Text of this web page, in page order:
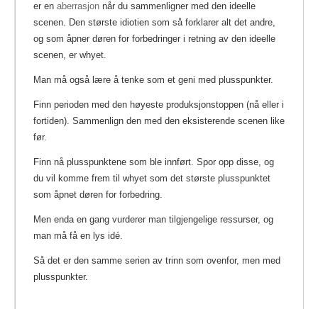
er en aberrasjon når du sammenligner med den ideelle
scenen. Den største idiotien som så forklarer alt det andre,
og som åpner døren for forbedringer i retning av den ideelle
scenen, er whyet.
Man må også lære å tenke som et geni med plusspunkter.
Finn perioden med den høyeste produksjonstoppen (nå eller i
fortiden). Sammenlign den med den eksisterende scenen like
før.
Finn nå plusspunktene som ble innført. Spor opp disse, og
du vil komme frem til whyet som det største plusspunktet
som åpnet døren for forbedring.
Men enda en gang vurderer man tilgjengelige ressurser, og
man må få en lys idé.
Så det er den samme serien av trinn som ovenfor, men med
plusspunkter.